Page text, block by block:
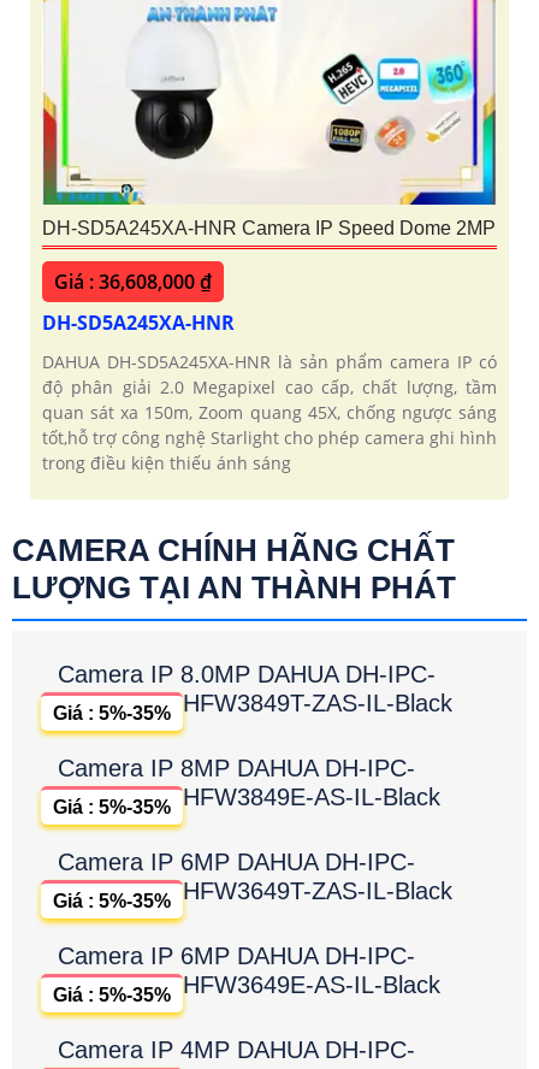
DH-SD5A245XA-HNR Camera IP Speed Dome 2MP
Giá : 36,608,000 ₫
DH-SD5A245XA-HNR
DAHUA DH-SD5A245XA-HNR là sản phẩm camera IP có
độ phân giải 2.0 Megapixel cao cấp, chất lượng, tầm
quan sát xa 150m, Zoom quang 45X, chống ngược sáng
tốt,hỗ trợ công nghệ Starlight cho phép camera ghi hình
trong điều kiện thiếu ánh sáng
CAMERA CHÍNH HÃNG CHẤT
LƯỢNG TẠI AN THÀNH PHÁT
Camera IP 8.0MP DAHUA DH-IPC-
HFW3849T-ZAS-IL-Black
Giá : 5%-35%
Camera IP 8MP DAHUA DH-IPC-
HFW3849E-AS-IL-Black
Giá : 5%-35%
Camera IP 6MP DAHUA DH-IPC-
HFW3649T-ZAS-IL-Black
Giá : 5%-35%
Camera IP 6MP DAHUA DH-IPC-
HFW3649E-AS-IL-Black
Giá : 5%-35%
Camera IP 4MP DAHUA DH-IPC-